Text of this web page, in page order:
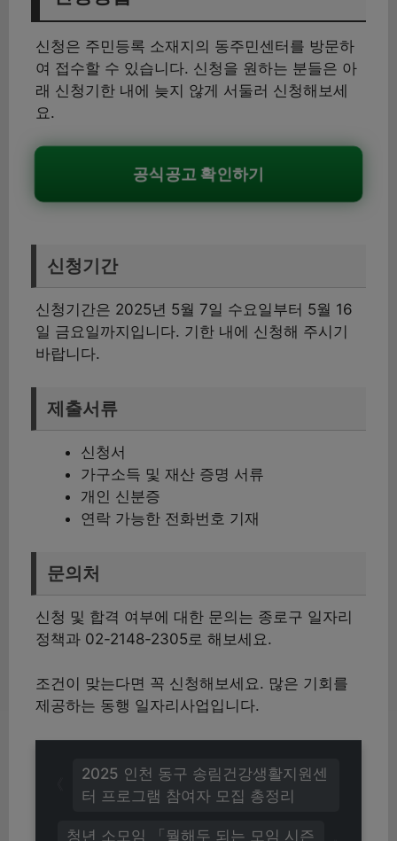
신청은 주민등록 소재지의 동주민센터를 방문하
여 접수할 수 있습니다. 신청을 원하는 분들은 아
래 신청기한 내에 늦지 않게 서둘러 신청해보세
요.
공식공고 확인하기
신청기간
신청기간은 2025년 5월 7일 수요일부터 5월 16
일 금요일까지입니다. 기한 내에 신청해 주시기
바랍니다.
제출서류
신청서
가구소득 및 재산 증명 서류
개인 신분증
연락 가능한 전화번호 기재
문의처
신청 및 합격 여부에 대한 문의는 종로구 일자리
정책과 02-2148-2305로 해보세요.
조건이 맞는다면 꼭 신청해보세요. 많은 기회를
제공하는 동행 일자리사업입니다.
청년 소모임 「뭘해두 되는 모임 시즌
2025 인천 동구 송림건강생활지원센
터 프로그램 참여자 모집 총정리